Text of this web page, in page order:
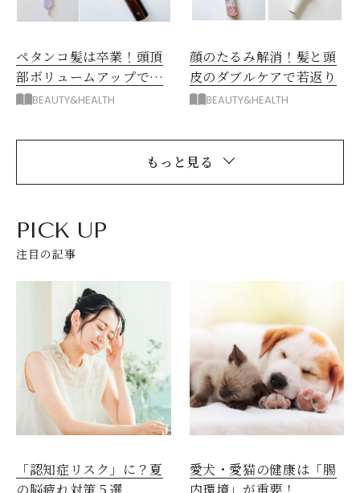
ペタンコ髪は卒業！頭頂
部ボリュームアップでき
る3品BEAUTY&HEALTH
顔のたるみ解消！髪と頭
皮のダブルケアで若返り
BEAUTY&HEALTH
もっと見る
PICK UP
注目の記事
「認知症リスク」に？夏
愛犬・愛猫の健康は「腸